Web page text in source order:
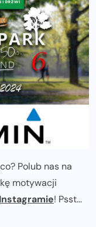
Polub nas na
motywacji
Instagramie! Psst...